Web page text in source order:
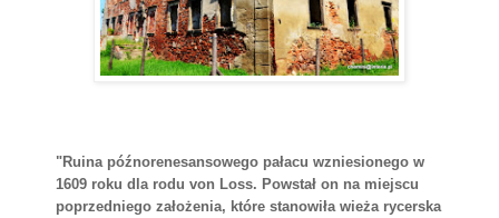
"Ruina późnorenesansowego pałacu wzniesionego w
1609 roku dla rodu von Loss. Powstał on na miejscu
poprzedniego założenia, które stanowiła wieża rycerska